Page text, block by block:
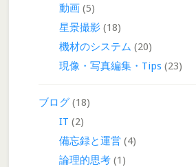
動画(5)
星景撮影(18)
機材のシステム (20)
現像・写真編集・Tips(23)
ブログ(18)
IT (2)
備忘録と運営(4)
論理的思考(1)